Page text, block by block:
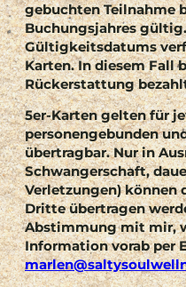
gebuchten Teilnahme
Buchungsjahres
Gültigkeitsdatums
Karten. In diesem Fall
Rückerstattung
5er-Karten gelten für
personengebunden
übertragbar. Nur in
Schwangerschaft,
Verletzungen) können
Dritte übertragen
Abstimmung mit mir,
Information vorab per